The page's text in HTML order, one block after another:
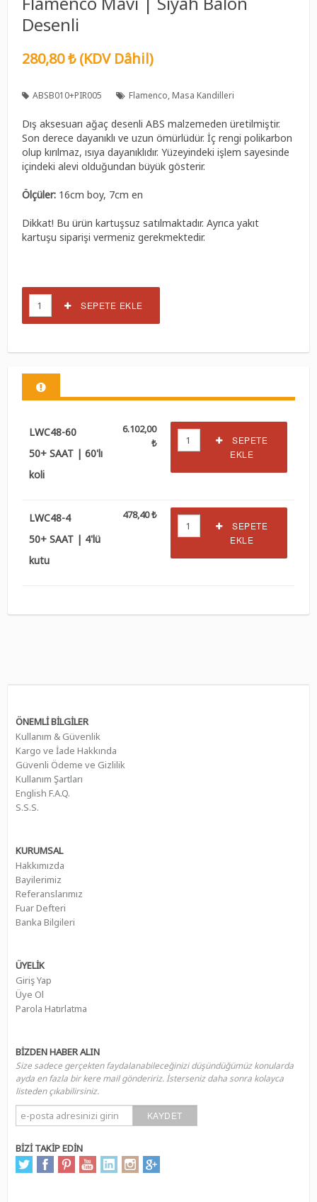
Desenli
280,80 ₺ (KDV Dâhil)
ABSB010+PIR005 Flamenco Masa Kandilleri
Dış aksesuarı ağaç desenli ABS malzemeden üretilmiştir.
Son derece dayanıklı ve uzun ömürlüdür. İç rengi polikarbon
olup kırılmaz, ısıya dayanıklıdır. Yüzeyindeki işlem sayesinde
içindeki alevi olduğundan büyük gösterir.
Ölçüler: 16cm boy, 7cm en
Dikkat! Bu ürün kartuşsuz satılmaktadır. Ayrıca yakıt
kartuşu siparişi vermeniz gerekmektedir.
SEPETE EKLE
LWC48-60
50+ SAAT | 60'lı
koli
6.102,00
₺
SEPETE
EKLE
LWC48-4
50+ SAAT | 4'lü
kutu
478,40 ₺
SEPETE
EKLE
ÖNEMLİ BİLGİLER
Kullanım & Güvenlik
Kargo ve İade Hakkında
Güvenli Ödeme ve Gizlilik
Kullanım Şartları
English F.A.Q.
S.S.S.
KURUMSAL
Hakkımızda
Bayilerimiz
Referanslarımız
Fuar Defteri
Banka Bilgileri
ÜYELİK
Giriş Yap
Üye Ol
Parola Hatırlatma
BİZDEN HABER ALIN
Size sadece gerçekten faydalanabileceğinizi düşündüğümüz konularda
ayda en fazla bir kere mail göndeririz. İsterseniz daha sonra kolayca
listeden çıkabilirsiniz.
KAYDET
BİZİ TAKİP EDİN